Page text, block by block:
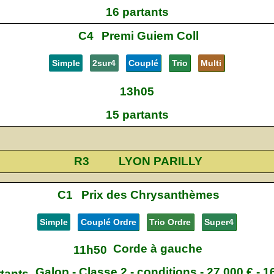
16 partants
C4
Premi Guiem Coll
Simple 2sur4 Couplé Trio Multi
13h05
15 partants
R3 LYON PARILLY
C1 Prix des Chrysanthèmes
Simple Couplé Ordre Trio Ordre Super4
11h50 Corde à gauche